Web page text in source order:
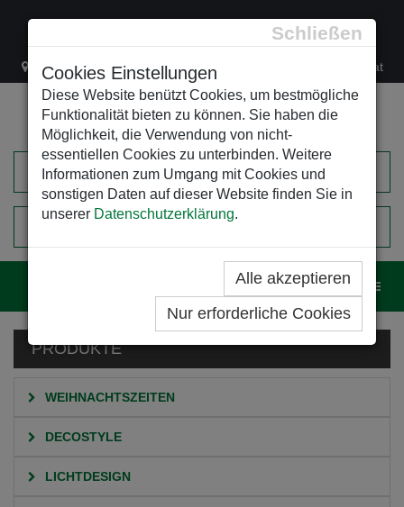
Schließen
Cookies Einstellungen
Diese Website benützt Cookies, um bestmögliche
Funktionalität bieten zu können. Sie haben die
Möglichkeit, die Verwendung von nicht-
essentiellen Cookies zu unterbinden. Weitere
Informationen zum Umgang mit Cookies und
sonstigen Daten auf dieser Website finden Sie in
unserer Datenschutzerklärung.
Alle akzeptieren
Nur erforderliche Cookies
Lacknergasse 78 +43/1/470 37 00 office@leso.at
EINKAUFSWAGEN
PRODUKTE
WEIHNACHTSZEITEN
DECOSTYLE
LICHTDESIGN